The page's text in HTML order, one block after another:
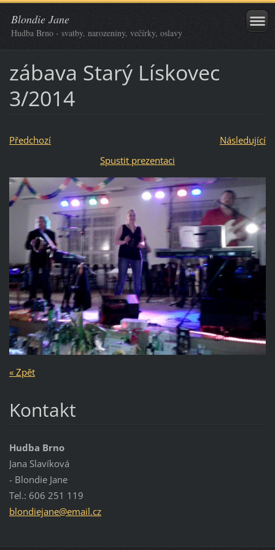
Blondie Jane
Hudba Brno - svatby, narozeniny, večírky, oslavy
zábava Starý Lískovec
3/2014
Předchozí
Následující
Spustit prezentaci
« Zpět
Kontakt
Hudba Brno
Jana Slavíková
- Blondie Jane
Tel.: 606 251 119
blondiejane@email.cz